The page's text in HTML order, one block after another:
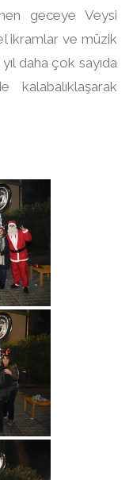
geceye Veysi
ikramlar ve müzik
daha çok sayıda
kalabalıklaşarak